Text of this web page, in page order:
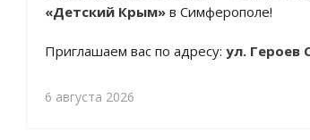
«Детский Крым» в Симферополе!
Приглашаем вас по адресу: ул. Героев
6 августа 2026